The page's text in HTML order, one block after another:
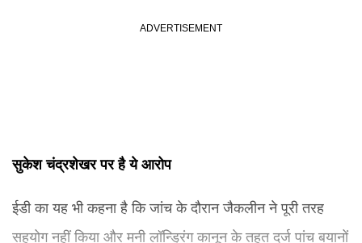
सुकेश चंद्रशेखर पर है ये आरोप
ईडी का यह भी कहना है कि जांच के दौरान जैकलीन ने पूरी तरह
सहयोग नहीं किया और मनी लॉन्ड्रिंग कानून के तहत दर्ज पांच बयानों